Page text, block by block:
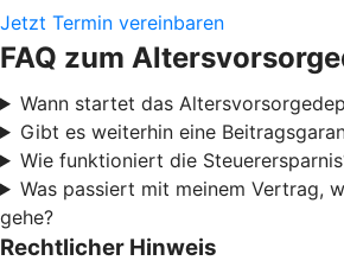
Jetzt Termin vereinbaren
FAQ zum
Wann startet das
Gibt es weiterhin eine
Wie funktioniert die
Was passiert mit meinem Vertrag,
gehe?
Rechtlicher Hinweis